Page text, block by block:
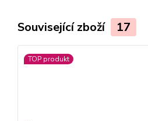
Související zboží 17
TOP produkt